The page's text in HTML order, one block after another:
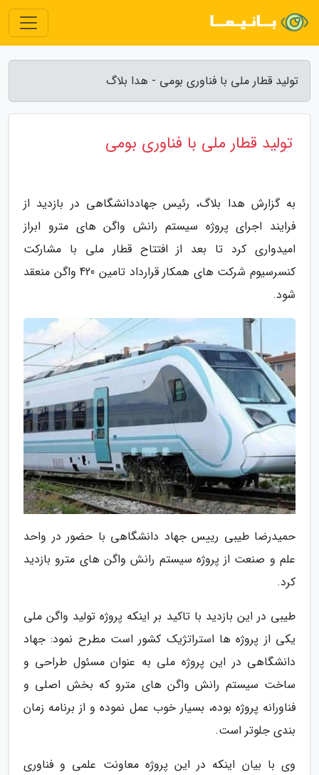
تولید قطار ملی با فناوری بومی - هدا بلاگ
تولید قطار ملی با فناوری بومی
به گزارش هدا بلاگ، رئیس جهاددانشگاهی در بازدید از
فرایند اجرای پروژه سیستم رانش واگن های مترو ابراز
امیدواری کرد تا بعد از افتتاح قطار ملی با مشارکت
کنسرسیوم شرکت های همکار قرارداد تامین 420 واگن منعقد
شود.
حمیدرضا طیبی رییس جهاد دانشگاهی با حضور در واحد
علم و صنعت از پروژه سیستم رانش واگن های مترو بازدید
کرد.
طیبی در این بازدید با تاکید بر اینکه پروژه تولید واگن ملی
یکی از پروژه ها استراتژیک کشور است مطرح نمود: جهاد
دانشگاهی در این پروژه ملی به عنوان مسئول طراحی و
ساخت سیستم رانش واگن های مترو که بخش اصلی و
فناورانه پروژه بوده، بسیار خوب عمل نموده و از برنامه زمان
بندی جلوتر است.
وی با بیان اینکه در این پروژه معاونت علمی و فناوری